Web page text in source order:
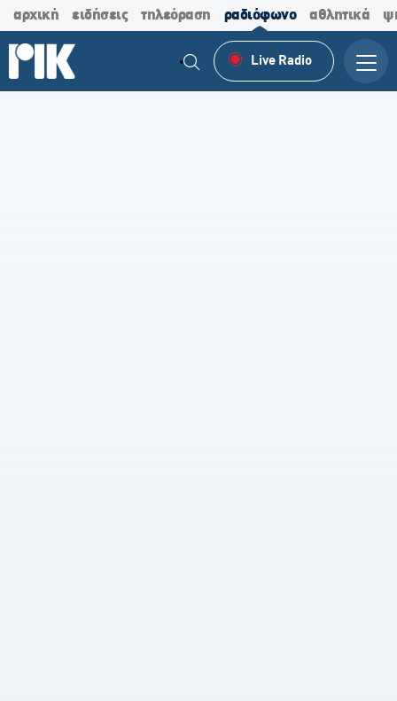
αρχική ειδήσεις τηλεόραση ραδιόφωνο αθλητικά
Live Radio